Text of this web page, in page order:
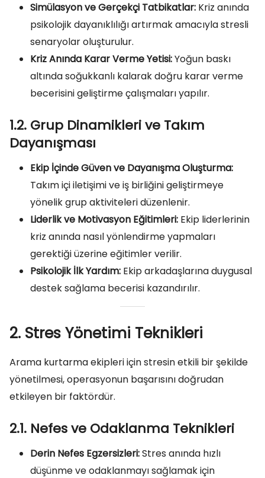
Simülasyon ve Gerçekçi Tatbikatlar: Kriz anında
psikolojik dayanıklılığı artırmak amacıyla stresli
senaryolar oluşturulur.
Kriz Anında Karar Verme Yetisi:Yoğun baskı
altında soğukkanlı kalarak doğru karar verme
becerisini geliştirme çalışmaları yapılır.
1.2. Grup Dinamikleri ve Takım
Dayanışması
Ekip İçinde Güven ve Dayanışma Oluşturma:
Takım içi iletişimi ve iş birliğini geliştirmeye
yönelik grup aktiviteleri düzenlenir.
Liderlik ve Motivasyon Eğitimleri: Ekip liderlerinin
kriz anında nasıl yönlendirme yapmaları
gerektiği üzerine eğitimler verilir.
Psikolojik İlk Yardım: Ekip arkadaşlarına duygusal
destek sağlama becerisi kazandırılır.
2. Stres Yönetimi Teknikleri
Arama kurtarma ekipleri için stresin etkili bir şekilde
yönetilmesi, operasyonun başarısını doğrudan
etkileyen bir faktördür.
2.1. Nefes ve Odaklanma Teknikleri
Derin Nefes Egzersizleri:Stres anında hızlı
düşünme ve odaklanmayı sağlamak için